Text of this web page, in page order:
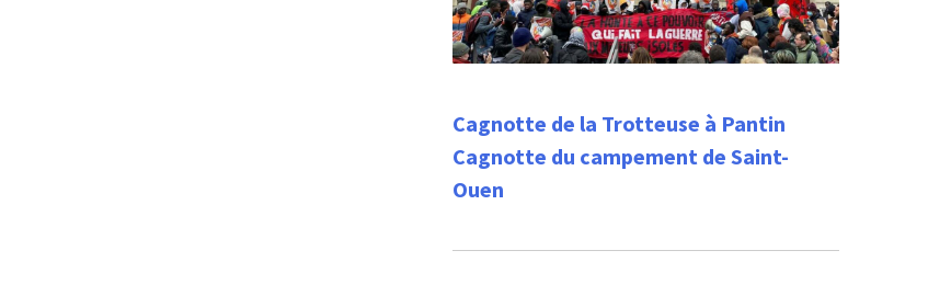
Cagnotte de la Trotteuse à Pantin
Cagnotte du campement de Saint-
Ouen